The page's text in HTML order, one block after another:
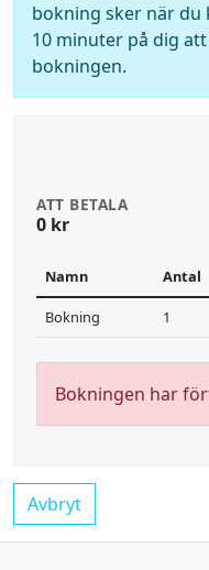
bokning sker när du
10 minuter på dig
bokningen.
ATT BETALA
0 kr
Namn Antal
Bokning 1
Bokningen har
Avbryt